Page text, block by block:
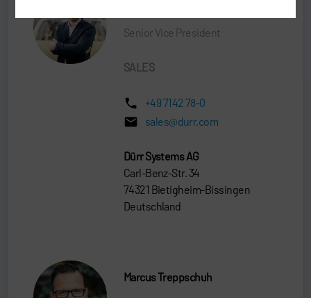
Senior Vice President
SALES
+49 7142 78-0
sales@durr.com
Dürr Systems AG
Carl-Benz-Str. 34
74321 Bietigheim-Bissingen
Deutschland
Marcus Treppschuh